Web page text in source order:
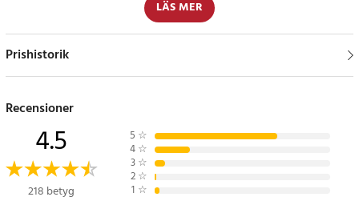
Enkel installation och hög funktionalitet
robusta nätet och de starka magneterna säkerställer att nätet
ute. Perfekt för att hålla ditt hem fritt från oönskade insekter
medan du njuter av din trädgård, balkong eller terrass.
Specifikation
LÄS MER
Prishistorik
Recensioner
4.5
218 betyg
5 ☆
4 ☆
3 ☆
2 ☆
1 ☆